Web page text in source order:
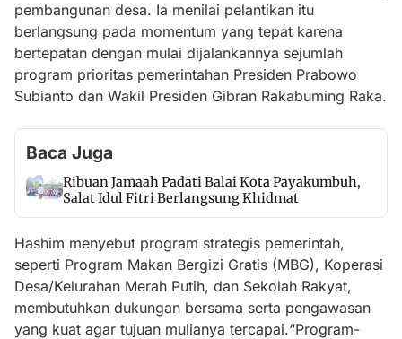
pembangunan desa. Ia menilai pelantikan itu
berlangsung pada momentum yang tepat karena
bertepatan dengan mulai dijalankannya sejumlah
program prioritas pemerintahan Presiden Prabowo
Subianto dan Wakil Presiden Gibran Rakabuming Raka.
Baca Juga
Ribuan Jamaah Padati Balai Kota Payakumbuh,
Salat Idul Fitri Berlangsung Khidmat
Hashim menyebut program strategis pemerintah,
seperti Program Makan Bergizi Gratis (MBG), Koperasi
Desa/Kelurahan Merah Putih, dan Sekolah Rakyat,
membutuhkan dukungan bersama serta pengawasan
yang kuat agar tujuan mulianya tercapai.“Program-